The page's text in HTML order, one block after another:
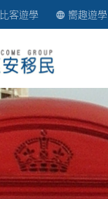
客遊學 嚮趣遊學